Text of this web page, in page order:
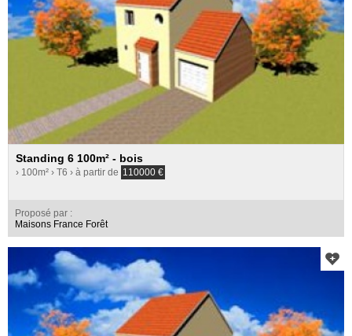
Standing 6 100m² - bois
› 100m² › T6 › à partir de 110000 €
Proposé par :
Maisons France Forêt